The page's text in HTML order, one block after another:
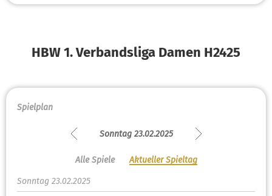
HBW 1. Verbandsliga Damen H2425
Spielplan
Sonntag 23.02.2025
Alle Spiele Aktueller Spieltag
Sonntag 23.02.2025